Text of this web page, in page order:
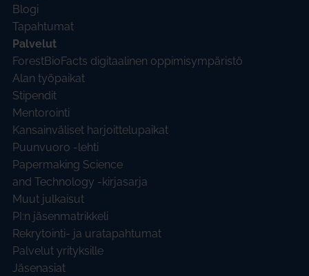
Blogi
Tapahtumat
Palvelut
ForestBioFacts digitaalinen oppimisympäristö
Alan työpaikat
Stipendit
Mentorointi
Kansainväliset harjoittelupaikat
Puunvuoro -lehti
Papermaking Science
and Technology -kirjasarja
Muut julkaisut
PI:n jäsenmatrikkeli
Rekrytointi- ja uratapahtumat
Palvelut yrityksille
Jäsenasiat